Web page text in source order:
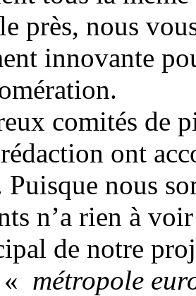
près, nous
innovante
comités de
ont
Puisque nous
n’a rien à
de notre
métropole